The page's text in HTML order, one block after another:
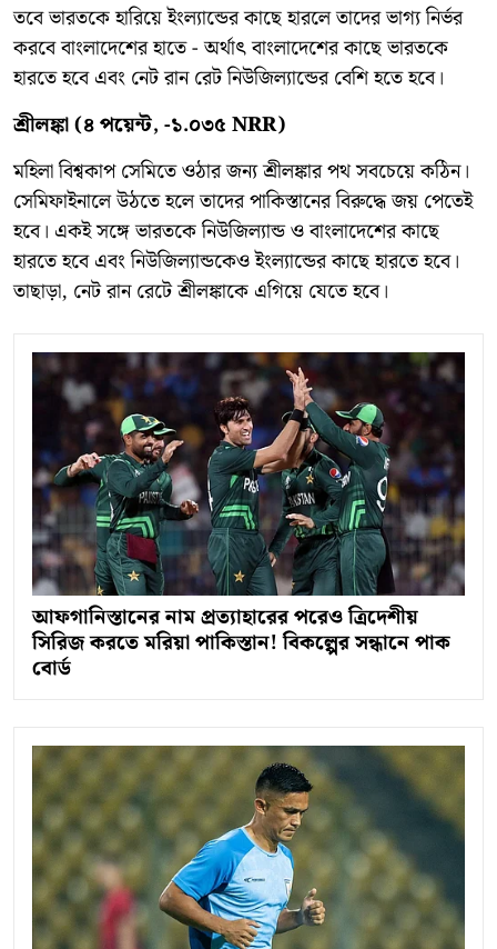
তবে ভারতকে হারিয়ে ইংল্যান্ডের কাছে হারলে তাদের ভাগ্য নির্ভর
করবে বাংলাদেশের হাতে - অর্থাৎ বাংলাদেশের কাছে ভারতকে
হারতে হবে এবং নেট রান রেট নিউজিল্যান্ডের বেশি হতে হবে।
শ্রীলঙ্কা (৪ পয়েন্ট, -১.০৩৫ NRR)
মহিলা বিশ্বকাপ সেমিতে ওঠার জন্য শ্রীলঙ্কার পথ সবচেয়ে কঠিন।
সেমিফাইনালে উঠতে হলে তাদের পাকিস্তানের বিরুদ্ধে জয় পেতেই
হবে। একই সঙ্গে ভারতকে নিউজিল্যান্ড ও বাংলাদেশের কাছে
হারতে হবে এবং নিউজিল্যান্ডকেও ইংল্যান্ডের কাছে হারতে হবে।
তাছাড়া, নেট রান রেটে শ্রীলঙ্কাকে এগিয়ে যেতে হবে।
আফগানিস্তানের নাম প্রত্যাহারের পরেও ত্রিদেশীয়
সিরিজ করতে মরিয়া পাকিস্তান! বিকল্পের সন্ধানে পাক
বোর্ড